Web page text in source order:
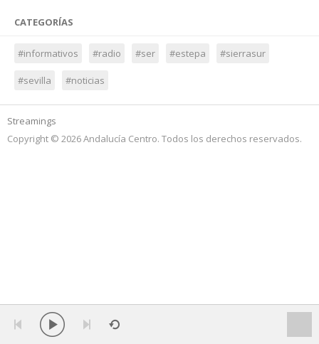
CATEGORÍAS
#informativos #radio #ser #estepa #sierrasur
#sevilla #noticias
Streamings
Copyright © 2026 Andalucía Centro. Todos los derechos reservados.